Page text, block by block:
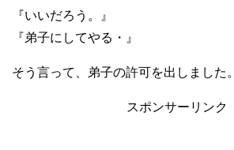
『いいだろう。』
『弟子にしてやる・』
そう言って、弟子の許可を出しました。
スポンサーリンク